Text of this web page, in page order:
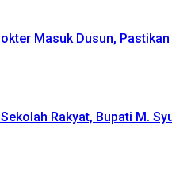
Masuk Dusun,
Rakyat, Bupati M.